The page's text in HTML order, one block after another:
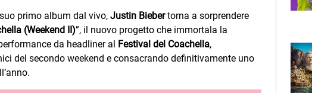
primo album dal vivo, Justin Biebertorna a sorprendere
(Weekend II)”, il nuovo progetto che immortala la
da headliner al
Festival del Coachella,
del secondo weekend e consacrando definitivamente uno
SUBASIO PLAYLIST
LA COSTIERA AMALFITANA